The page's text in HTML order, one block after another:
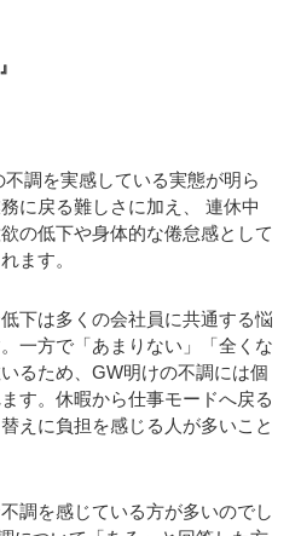
調を実感している実態が明ら
に戻る難しさに加え、 連休中
の低下や身体的な倦怠感として
ます。
下は多くの会社員に共通する悩
一方で「あまりない」「全くな
るため、GW明けの不調には個
す。休暇から仕事モードへ戻る
えに負担を感じる人が多いこと
調を感じている方が多いのでし